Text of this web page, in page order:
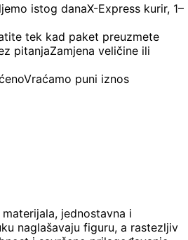
istog danaX-Express kurir, 1–
tek kad paket preuzmete
pitanjaZamjena veličine ili
Vraćamo puni iznos
jednostavna i
naglašavaju figuru, a rastezljiv